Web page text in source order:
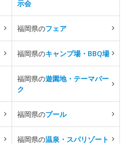
示会
福岡県のフェア
福岡県のキャンプ場・BBQ場
福岡県の遊園地・テーマパー
ク
福岡県のプール
福岡県の温泉・スパリゾート